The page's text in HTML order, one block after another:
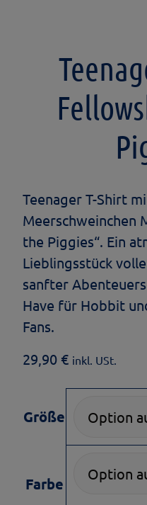
Teenager T-Shirt
Meerschweinchen
the Piggies“. Ein
Lieblingsstück
sanfter
Have für Hobbit
Fans.
29,90 € inkl. USt.
Größe
Farbe